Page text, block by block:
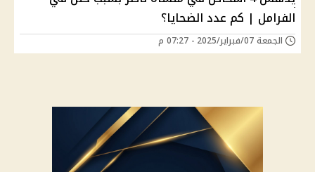
الفرامل | كم عدد الضحايا؟
الجمعة 07/فبراير/2025 - 07:27 م